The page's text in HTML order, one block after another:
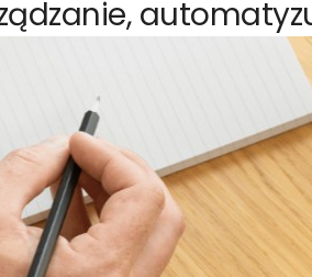
i pozwala
klientów.
O OFERTĘ
zadzwoń:+48 692